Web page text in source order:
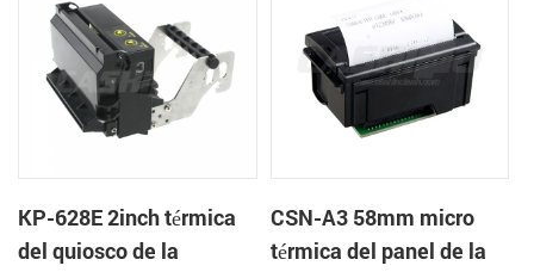
KP-628E 2inch térmica
del quiosco de la
CSN-A3 58mm micro
térmica del panel de la